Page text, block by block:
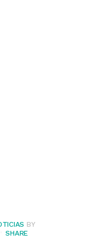
BY
SHARE